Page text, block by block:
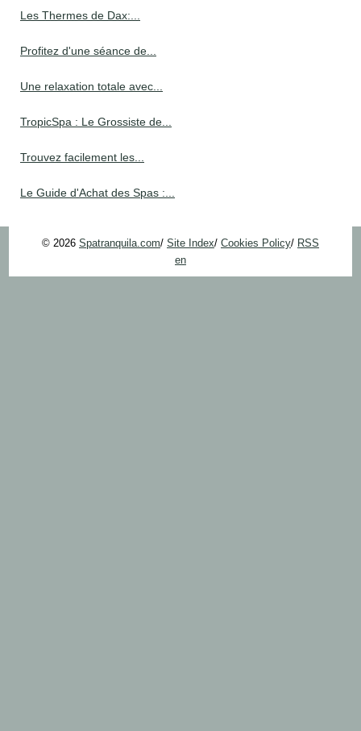
Les Thermes de Dax:...
Profitez d'une séance de...
Une relaxation totale avec...
TropicSpa : Le Grossiste de...
Trouvez facilement les...
Le Guide d'Achat des Spas :...
© 2026 Spatranquila.com/ Site Index/ Cookies Policy/ RSS
en